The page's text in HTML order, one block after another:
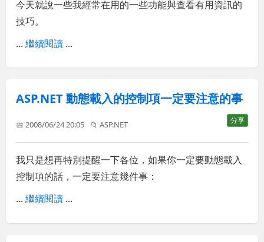
今天就說一些我經常在用的一些功能與查看有用資訊的
技巧。
...繼續閱讀 ...
ASP.NET 動態載入的控制項一定要注意的事
分享
📅 2008/06/24 20:05 📁ASP.NET
我只是想再特別提醒一下各位，如果你一定要動態載入
控制項的話，一定要注意幾件事：
...繼續閱讀 ...